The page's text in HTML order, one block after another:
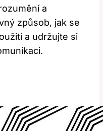
a
způsob, jak se
a udržujte si